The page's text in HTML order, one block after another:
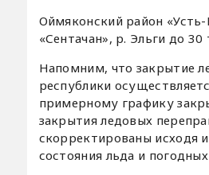
Оймяконский район
«Сентачан», р. Эльги до 30
Напомним, что закрытие
республики
примерному графику
закрытия ледовых
скорректированы исходя
состояния льда и